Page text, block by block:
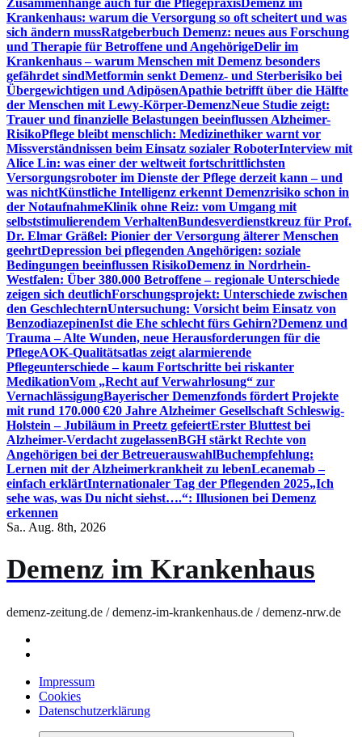
Zusammenhänge auch für die PflegepraxisDemenz im
Krankenhaus: warum die Versorgung so oft scheitert und was
sich ändern mussRatgeberbuch Demenz: neues aus Forschung
und Therapie für Betroffene und AngehörigeDelir im
Krankenhaus – warum Menschen mit Demenz besonders
gefährdet sindMetformin senkt Demenz- und Sterberisiko bei
Übergewichtigen und AdipösenApathie betrifft über die Hälfte
der Menschen mit Lewy-Körper-DemenzNeue Studie zeigt:
Trauer und finanzielle Belastungen beeinflussen Alzheimer-
RisikoPflege bleibt menschlich: Medizinethiker warnt vor
Missverständnissen beim Einsatz sozialer RoboterInterview mit
Alice Lin: was einer der weltweit fortschrittlichsten
Versorgungsroboter im Dienste der Pflege derzeit kann – und
was nichtKünstliche Intelligenz erkennt Demenzrisiko schon in
der NotaufnahmeKlinik ohne Reiz: vom Umgang mit
selbststimulierendem VerhaltenBundesverdienstkreuz für Prof.
Dr. Elmar Gräßel: Pionier der Versorgung älterer Menschen
geehrtDepression bei pflegenden Angehörigen: soziale
Bedingungen beeinflussen RisikoDemenz in Nordrhein-
Westfalen: Über 380.000 Betroffene – regionale Unterschiede
zeigen sich deutlichForschungsprojekt: Unterschiede zwischen
den GeschlechternUntersuchung: Vorsicht beim Einsatz von
BenzodiazepinenIst die Ehe schlecht fürs Gehirn?Demenz und
Trauma – Alte Wunden, neue Herausforderungen für die
PflegeAOK-Qualitätsatlas zeigt alarmierende
Pflegeunterschiede – kaum Fortschritte bei riskanter
MedikationVom „Recht auf Verwahrlosung“ zur
VernachlässigungBayerischer Demenzfonds fördert Projekte
mit rund 170.000 €20 Jahre Alzheimer Gesellschaft Schleswig-
Holstein – Jubiläum in Preetz gefeiertErster Bluttest bei
Alzheimer-Verdacht zugelassenBGH stärkt Rechte von
Angehörigen bei der BetreuerauswahlBuchempfehlung:
Lernen mit der Alzheimerkrankheit zu lebenLecanemab –
einfach erklärtInternationaler Tag der Pflegenden 2025„Ich
sehe was, was Du nicht siehst….“: Illusionen bei Demenz
erkennen
Sa.. Aug. 8th, 2026
Demenz im Krankenhaus
demenz-zeitung.de / demenz-im-krankenhaus.de / demenz-nrw.de
Impressum
Cookies
Datenschutzerklärung